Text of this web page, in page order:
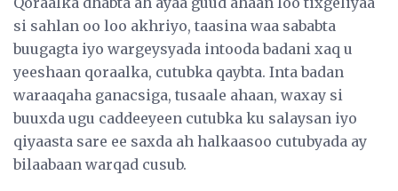
si sahlan oo loo akhriyo, taasina waa sababta
buugagta iyo wargeysyada intooda badani xaq u
yeeshaan qoraalka, cutubka qaybta. Inta badan
waraaqaha ganacsiga, tusaale ahaan, waxay si
buuxda ugu caddeeyeen cutubka ku salaysan iyo
qiyaasta sare ee saxda ah halkaasoo cutubyada ay
bilaabaan warqad cusub.